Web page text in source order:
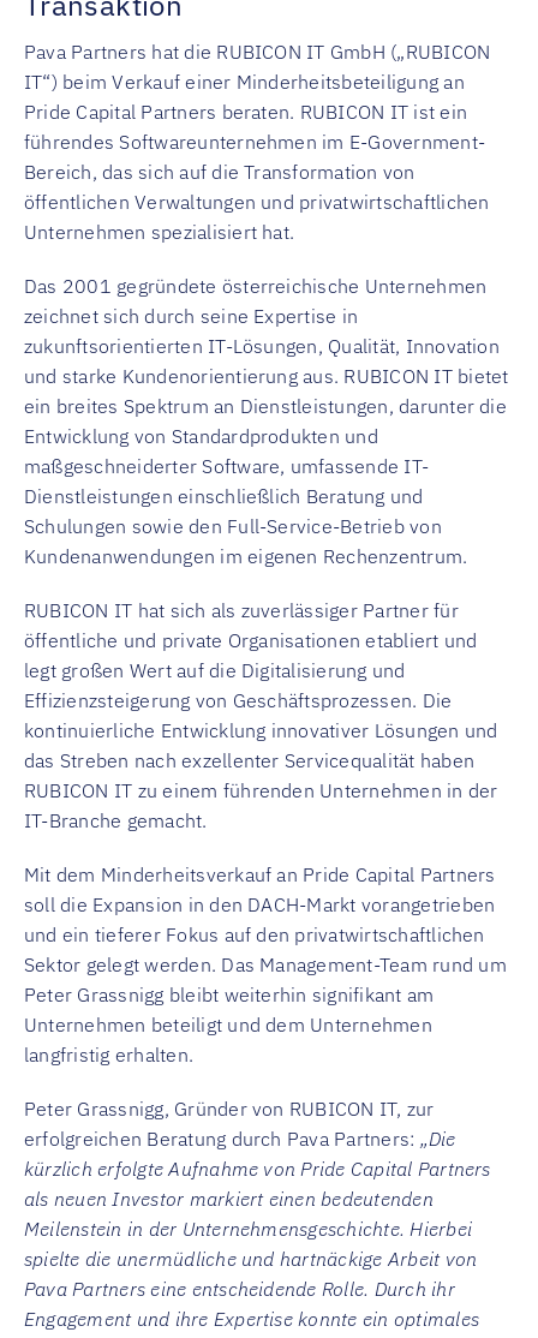
Pava Partners hat die RUBICON IT GmbH („RUBICON
IT“) beim Verkauf einer Minderheitsbeteiligung an
Pride Capital Partners beraten. RUBICON IT ist ein
führendes Softwareunternehmen im E-Government-
Bereich, das sich auf die Transformation von
öffentlichen Verwaltungen und privatwirtschaftlichen
Unternehmen spezialisiert hat.
Das 2001 gegründete österreichische Unternehmen
zeichnet sich durch seine Expertise in
zukunftsorientierten IT-Lösungen, Qualität, Innovation
und starke Kundenorientierung aus. RUBICON IT bietet
ein breites Spektrum an Dienstleistungen, darunter die
Entwicklung von Standardprodukten und
maßgeschneiderter Software, umfassende IT-
Dienstleistungen einschließlich Beratung und
Schulungen sowie den Full-Service-Betrieb von
Kundenanwendungen im eigenen Rechenzentrum.
RUBICON IT hat sich als zuverlässiger Partner für
öffentliche und private Organisationen etabliert und
legt großen Wert auf die Digitalisierung und
Effizienzsteigerung von Geschäftsprozessen. Die
kontinuierliche Entwicklung innovativer Lösungen und
das Streben nach exzellenter Servicequalität haben
RUBICON IT zu einem führenden Unternehmen in der
IT-Branche gemacht.
Mit dem Minderheitsverkauf an Pride Capital Partners
soll die Expansion in den DACH-Markt vorangetrieben
und ein tieferer Fokus auf den privatwirtschaftlichen
Sektor gelegt werden. Das Management-Team rund um
Peter Grassnigg bleibt weiterhin signifikant am
Unternehmen beteiligt und dem Unternehmen
langfristig erhalten.
Peter Grassnigg, Gründer von RUBICON IT, zur
erfolgreichen Beratung durch Pava Partners: „Die
kürzlich erfolgte Aufnahme von Pride Capital Partners
als neuen Investor markiert einen bedeutenden
Meilenstein in der Unternehmensgeschichte. Hierbei
spielte die unermüdliche und hartnäckige Arbeit von
Pava Partners eine entscheidende Rolle. Durch ihr
Engagement und ihre Expertise konnte ein optimales